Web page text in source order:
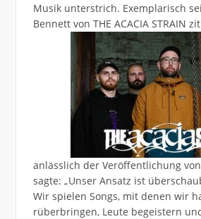
Musik unterstrich. Exemplarisch
Bennett von THE ACACIA STRAIN
anlässlich der Veröffentlichung von
sagte: „Unser Ansatz ist
Wir spielen Songs, mit denen wir
rüberbringen, Leute begeistern